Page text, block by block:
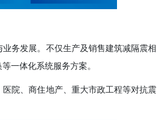
务发展。不仅生产及销售建筑减隔震相
一体化系统服务方案。
院、商住地产、重大市政工程等对抗震